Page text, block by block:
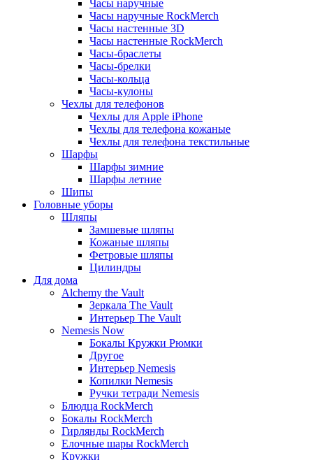
Часы наручные
Часы наручные RockMerch
Часы настенные 3D
Часы настенные RockMerch
Часы-браслеты
Часы-брелки
Часы-кольца
Часы-кулоны
Чехлы для телефонов
Чехлы для Apple iPhone
Чехлы для телефона кожаные
Чехлы для телефона текстильные
Шарфы
Шарфы зимние
Шарфы летние
Шипы
Головные уборы
Шляпы
Замшевые шляпы
Кожаные шляпы
Фетровые шляпы
Цилиндры
Для дома
Alchemy the Vault
Зеркала The Vault
Интерьер The Vault
Nemesis Now
Бокалы Кружки Рюмки
Другое
Интерьер Nemesis
Копилки Nemesis
Ручки тетради Nemesis
Блюдца RockMerch
Бокалы RockMerch
Гирлянды RockMerch
Елочные шары RockMerch
Кружки